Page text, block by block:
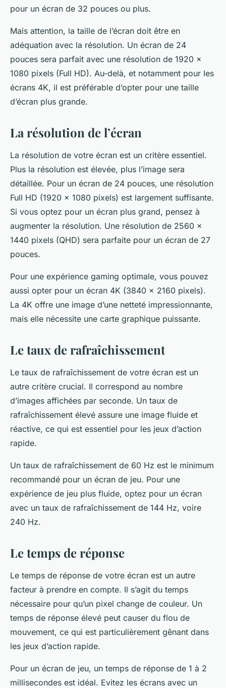
pour un écran de 32 pouces ou plus.
Mais attention, la taille de l’écran doit être en
adéquation avec la résolution. Un écran de 24
pouces sera parfait avec une résolution de 1920 x
1080 pixels (Full HD). Au-delà, et notamment pour les
écrans 4K, il est préférable d’opter pour une taille
d’écran plus grande.
La résolution de l’écran
La résolution de votre écran est un critère essentiel.
Plus la résolution est élevée, plus l’image sera
détaillée. Pour un écran de 24 pouces, une résolution
Full HD (1920 x 1080 pixels) est largement suffisante.
Si vous optez pour un écran plus grand, pensez à
augmenter la résolution. Une résolution de 2560 x
1440 pixels (QHD) sera parfaite pour un écran de 27
pouces.
Pour une expérience gaming optimale, vous pouvez
aussi opter pour un écran 4K (3840 x 2160 pixels).
La 4K offre une image d’une netteté impressionnante,
mais elle nécessite une carte graphique puissante.
Le taux de rafraîchissement
Le taux de rafraîchissement de votre écran est un
autre critère crucial. Il correspond au nombre
d’images affichées par seconde. Un taux de
rafraîchissement élevé assure une image fluide et
réactive, ce qui est essentiel pour les jeux d’action
rapide.
Un taux de rafraîchissement de 60 Hz est le minimum
recommandé pour un écran de jeu. Pour une
expérience de jeu plus fluide, optez pour un écran
avec un taux de rafraîchissement de 144 Hz, voire
240 Hz.
Le temps de réponse
Le temps de réponse de votre écran est un autre
facteur à prendre en compte. Il s’agit du temps
nécessaire pour qu’un pixel change de couleur. Un
temps de réponse élevé peut causer du flou de
mouvement, ce qui est particulièrement gênant dans
les jeux d’action rapide.
Pour un écran de jeu, un temps de réponse de 1 à 2
millisecondes est idéal. Evitez les écrans avec un